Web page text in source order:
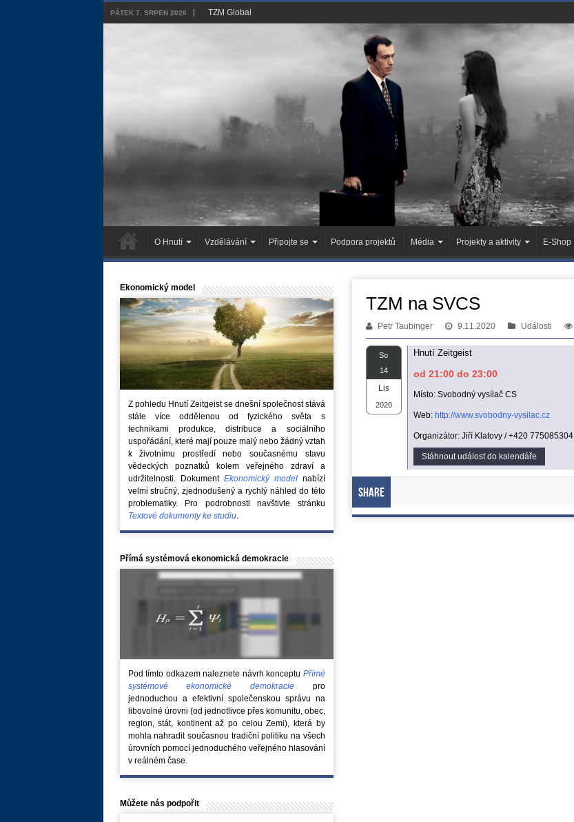
PÁTEK 7. SRPEN 2026 TZM Global
O Hnutí Vzdělávání Připojte se Podpora projektů Média Projekty a aktivity E-Shop
TZM na SVCS
Petr Taubinger 9.11.2020 Události
So
14
Lis
2020
Hnutí Zeitgeist
od 21:00 do 23:00
Místo: Svobodný vysílač CS
Web: http://www.svobodny-vysilac.cz
Organizátor: Jiří Klatovy / +420 775085304
Stáhnout událost do kalendáře
Share
Ekonomický model
Z pohledu Hnutí Zeitgeist se dnešní společnost stává
stále více oddělenou od fyzického světa s
technikami produkce, distribuce a sociálního
uspořádání, které mají pouze malý nebo žádný vztah
k životnímu prostředí nebo současnému stavu
vědeckých poznatků kolem veřejného zdraví a
udržitelnosti. Dokument Ekonomický modelnabízí
velmi stručný, zjednodušený a rychlý náhled do této
problematiky. Pro podrobnosti navštivte stránku
Textové dokumenty ke studiu.
Přímá systémová ekonomická demokracie
Pod tímto odkazem naleznete návrh konceptu Přímé
systémové ekonomické demokracie pro
jednoduchou a efektivní společenskou správu na
libovolné úrovni (od jednotlivce přes komunitu, obec,
region, stát, kontinent až po celou Zemi), která by
mohla nahradit současnou tradiční politiku na všech
úrovních pomocí jednoduchého veřejného hlasování
v reálném čase.
Můžete nás podpořit